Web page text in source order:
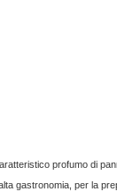
profumo di
gastronomia, per la